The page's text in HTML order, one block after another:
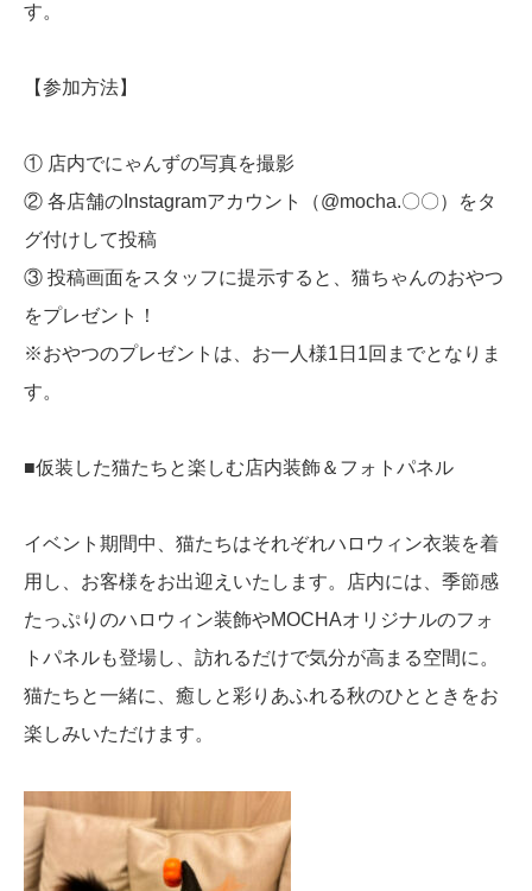
す。
【参加方法】
① 店内でにゃんずの写真を撮影
② 各店舗のInstagramアカウント（@mocha.〇〇）をタ
グ付けして投稿
③ 投稿画面をスタッフに提示すると、猫ちゃんのおやつ
をプレゼント！
※おやつのプレゼントは、お一人様1日1回までとなりま
す。
■仮装した猫たちと楽しむ店内装飾＆フォトパネル
イベント期間中、猫たちはそれぞれハロウィン衣装を着
用し、お客様をお出迎えいたします。店内には、季節感
たっぷりのハロウィン装飾やMOCHAオリジナルのフォ
トパネルも登場し、訪れるだけで気分が高まる空間に。
猫たちと一緒に、癒しと彩りあふれる秋のひとときをお
楽しみいただけます。